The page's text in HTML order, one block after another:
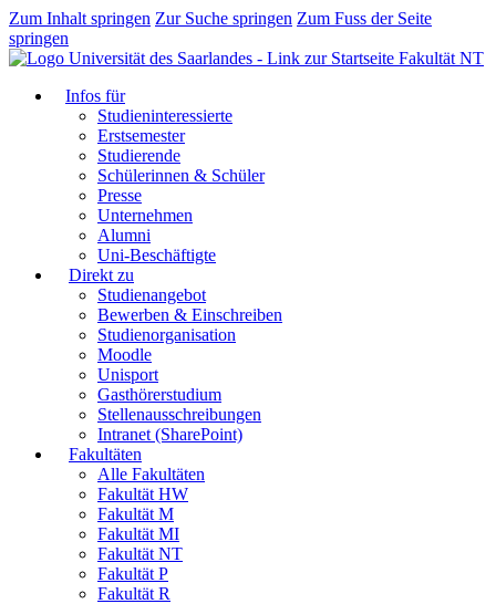
Zum Inhalt springen Zur Suche springen Zum Fuss der Seite
springen
Fakultät NT
Infos für
Studieninteressierte
Erstsemester
Studierende
Schülerinnen & Schüler
Presse
Unternehmen
Alumni
Uni-Beschäftigte
Direkt zu
Studienangebot
Bewerben & Einschreiben
Studienorganisation
Moodle
Unisport
Gasthörerstudium
Stellenausschreibungen
Intranet (SharePoint)
Fakultäten
Alle Fakultäten
Fakultät HW
Fakultät M
Fakultät MI
Fakultät NT
Fakultät P
Fakultät R